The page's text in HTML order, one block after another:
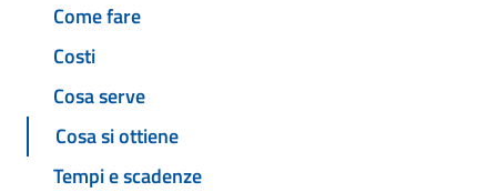
Come fare
Costi
Cosa serve
Cosa si ottiene
Tempi e scadenze